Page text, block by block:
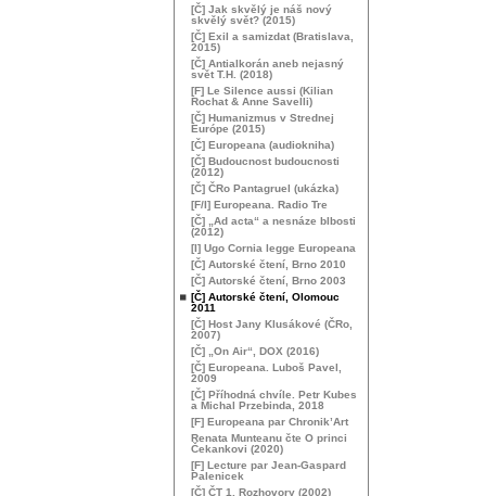
[Č] Jak skvělý je náš nový
skvělý svět? (2015)
[Č] Exil a samizdat (Bratislava,
2015)
[Č] Antialkorán aneb nejasný
svět T.H. (2018)
[F] Le Silence aussi (Kilian
Rochat & Anne Savelli)
[Č] Humanizmus v Strednej
Európe (2015)
[Č] Europeana (audiokniha)
[Č] Budoucnost budoucnosti
(2012)
[Č] ČRo Pantagruel (ukázka)
[F/I] Europeana. Radio Tre
[Č] „Ad acta“ a nesnáze blbosti
(2012)
[I] Ugo Cornia legge Europeana
[Č] Autorské čtení, Brno 2010
[Č] Autorské čtení, Brno 2003
[Č] Autorské čtení, Olomouc
2011
[Č] Host Jany Klusákové (ČRo,
2007)
[Č] „On Air“, DOX (2016)
[Č] Europeana. Luboš Pavel,
2009
[Č] Příhodná chvíle. Petr Kubes
a Michal Przebinda, 2018
[F] Europeana par Chronik’Art
Renata Munteanu čte O princi
Čekankovi (2020)
[F] Lecture par Jean-Gaspard
Palenicek
[Č] ČT 1, Rozhovory (2002)